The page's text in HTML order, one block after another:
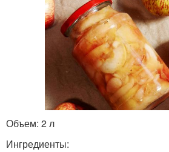
Объем: 2 л
Ингредиенты: